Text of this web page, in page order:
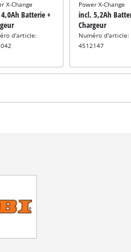
X-Change
Batterie +
d'article:
Power X-Change
incl. 5,2Ah
Chargeur
Numéro d'article:
4512147
Case M